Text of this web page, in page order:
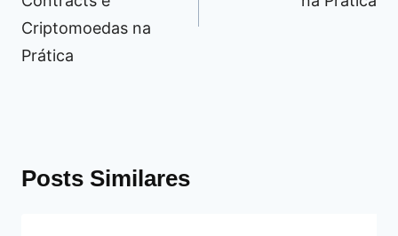
Criptomoedas na
Prática
Posts Similares